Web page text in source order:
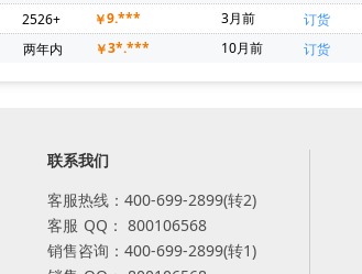
2526+ ￥9.*** 3月前 订货
两年内 ￥3*.*** 10月前 订货
联系我们
客服热线：400-699-2899(转2)
客服 QQ： 800106568
销售咨询：400-699-2899(转1)